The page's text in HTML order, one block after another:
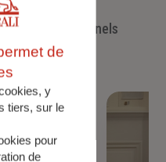
les professionnels
de
y
tiers, sur le
pour
de